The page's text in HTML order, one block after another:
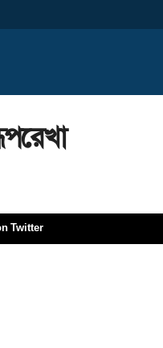
Twitter